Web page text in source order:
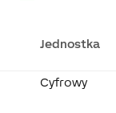
Jednostka
Cyfrowy